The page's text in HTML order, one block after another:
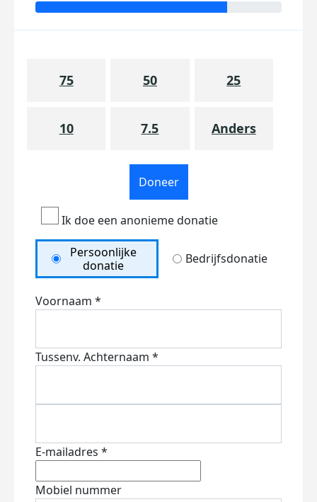
75 50 25
10 7.5 Anders
Doneer
Ik doe een anonieme donatie
Persoonlijke
donatie
Bedrijfsdonatie
Voornaam *
Tussenv. Achternaam *
E-mailadres *
Mobiel nummer